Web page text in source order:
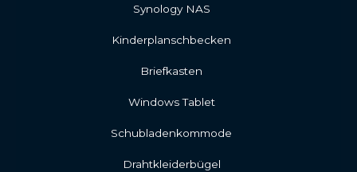
Synology NAS
Kinderplanschbecken
Briefkasten
Windows Tablet
Schubladenkommode
Drahtkleiderbügel